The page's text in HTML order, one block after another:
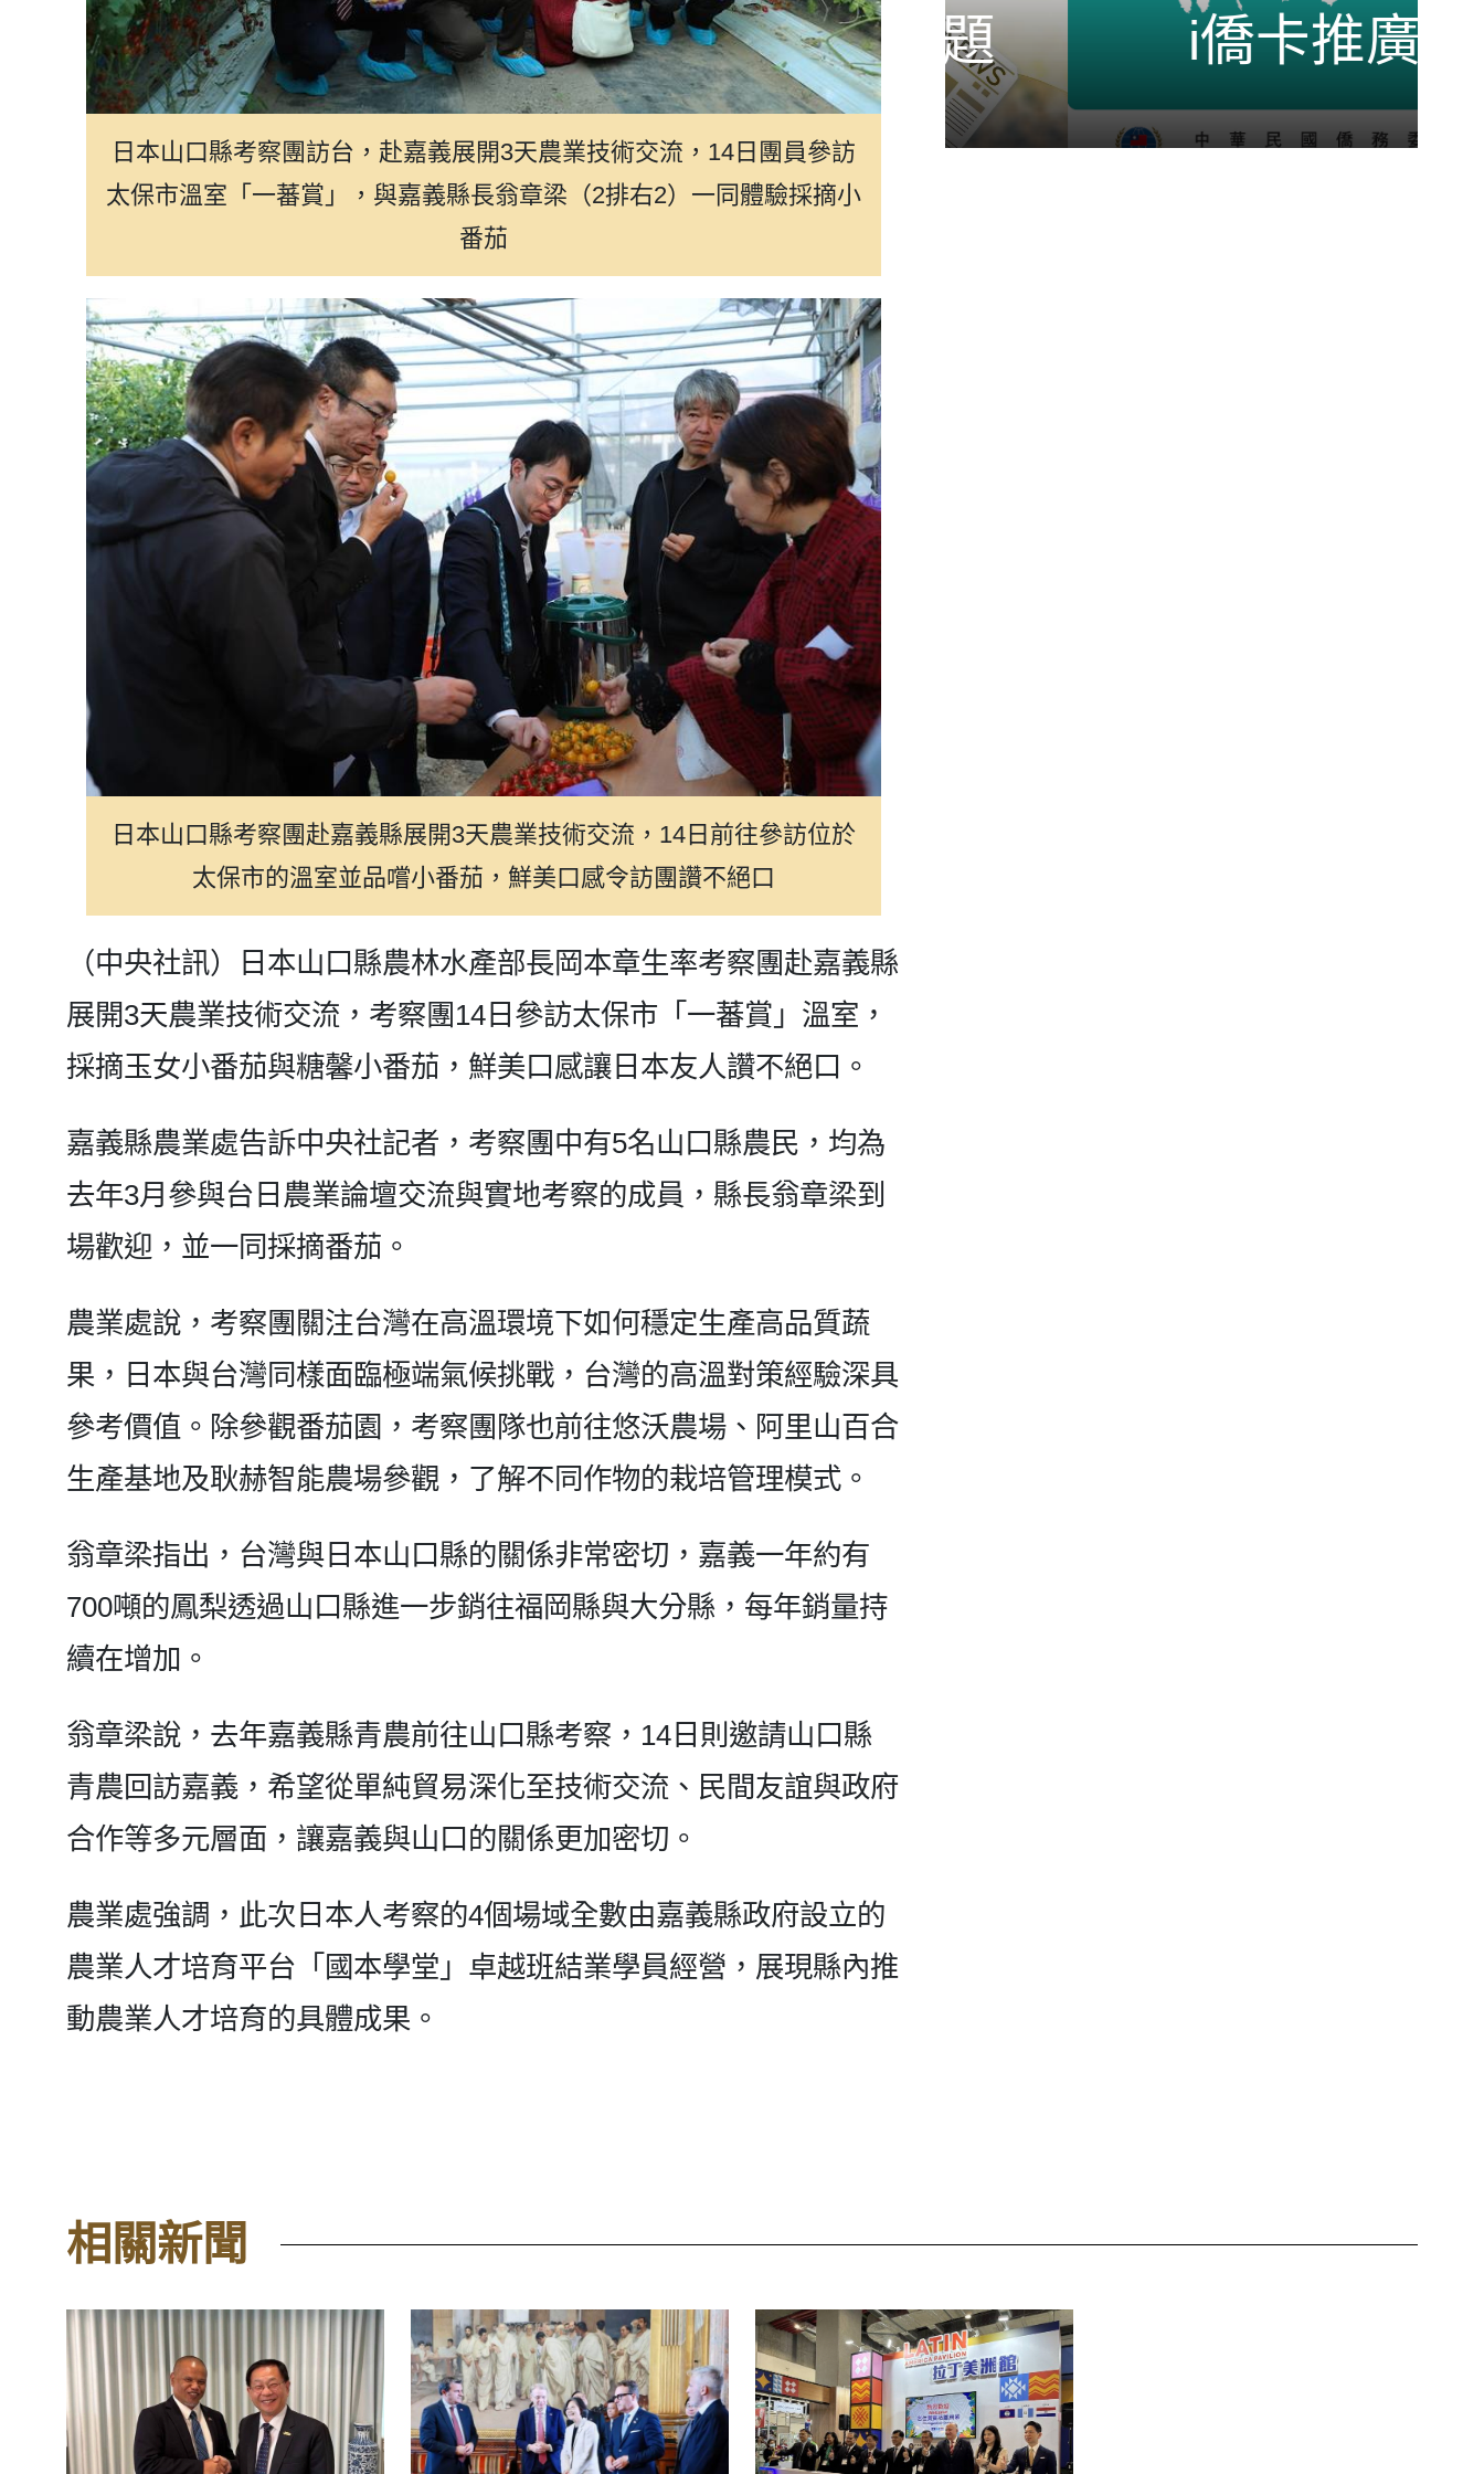
日本山口縣考察團訪台，赴嘉義展開3天農業技術交流，14日團員參訪
太保市溫室「一蕃賞」，與嘉義縣長翁章梁（2排右2）一同體驗採摘小
番茄
日本山口縣考察團赴嘉義縣展開3天農業技術交流，14日前往參訪位於
太保市的溫室並品嚐小番茄，鮮美口感令訪團讚不絕口
（中央社訊）日本山口縣農林水產部長岡本章生率考察團赴嘉義縣
展開3天農業技術交流，考察團14日參訪太保市「一蕃賞」溫室，
採摘玉女小番茄與糖馨小番茄，鮮美口感讓日本友人讚不絕口。
嘉義縣農業處告訴中央社記者，考察團中有5名山口縣農民，均為
去年3月參與台日農業論壇交流與實地考察的成員，縣長翁章梁到
場歡迎，並一同採摘番茄。
農業處說，考察團關注台灣在高溫環境下如何穩定生產高品質蔬
果，日本與台灣同樣面臨極端氣候挑戰，台灣的高溫對策經驗深具
參考價值。除參觀番茄園，考察團隊也前往悠沃農場、阿里山百合
生產基地及耿赫智能農場參觀，了解不同作物的栽培管理模式。
翁章梁指出，台灣與日本山口縣的關係非常密切，嘉義一年約有
700噸的鳳梨透過山口縣進一步銷往福岡縣與大分縣，每年銷量持
續在增加。
翁章梁說，去年嘉義縣青農前往山口縣考察，14日則邀請山口縣
青農回訪嘉義，希望從單純貿易深化至技術交流、民間友誼與政府
合作等多元層面，讓嘉義與山口的關係更加密切。
農業處強調，此次日本人考察的4個場域全數由嘉義縣政府設立的
農業人才培育平台「國本學堂」卓越班結業學員經營，展現縣內推
動農業人才培育的具體成果。
光華選讀 僑胞關心議題 i僑卡推廣
相關新聞